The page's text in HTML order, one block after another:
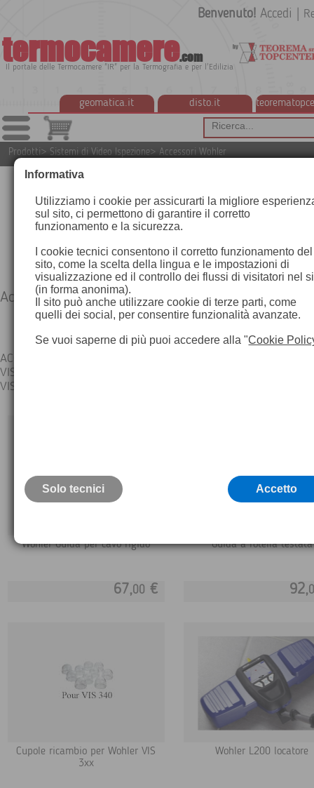
termocamere.com
Il portale delle Termocamere "IR" per la Termografia e per l'Edilizia
geomatica.it disto.it
Benvenuto! Accedi
Prodotti> Sistemi di Video Ispezione> Accessori Wohler
Accessori Wohler
ACCESSORI WOHLER
VIS 350
VIS 250
Wohler Guida per cavo rigido
67,00 €
Guida a rotella testata
92,
Cupole ricambio per Wohler VIS
3xx
Wohler L200 locatore
Informativa
Utilizziamo i cookie per assicurarti la migliore
sul sito, ci permettono di garantire il corretto
funzionamento e la sicurezza.
I cookie tecnici consentono il corretto funzionamento del
sito, come la scelta della lingua e le impostazioni di
visualizzazione ed il controllo dei flussi di visitatori nel
(in forma anonima).
Il sito può anche utilizzare cookie di terze parti, come
quelli dei social, per consentire funzionalità avanzate.
Se vuoi saperne di più puoi accedere alla "Cookie
Solo tecnici Accetto